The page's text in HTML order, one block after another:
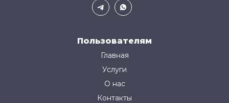
Пользователям
Главная
Услуги
О нас
Контакты